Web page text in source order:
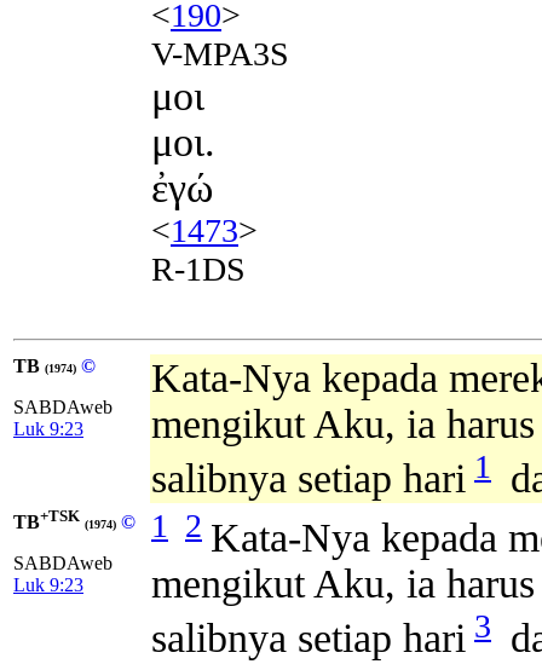
<190>
V-MPA3S
μοι
μοι.
ἐγώ
<1473>
R-1DS
TB (1974) ©
SABDAweb
Luk 9:23
Kata-Nya kepada
mengikut Aku, ia
salibnya setiap hari 1
TB+TSK (1974) ©
SABDAweb
Luk 9:23
1 2 Kata-Nya kepada
mengikut Aku, ia
salibnya setiap hari 3